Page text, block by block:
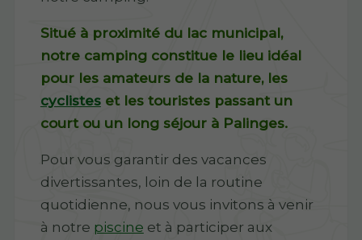
Situé à proximité du lac municipal,
notre camping constitue le lieu idéal
pour les amateurs de la nature, les
cyclisteset les touristes passant un
court ou un long séjour à Palinges.
Pour vous garantir des vacances
divertissantes, loin de la routine
quotidienne, nous vous invitons à venir
à notre piscine et à participer aux